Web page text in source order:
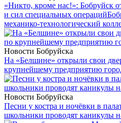
«Никто, кроме нас!»: Бобруйск
и сил специальных операций
механико-технологический
Новости Бобруйска
На «Белшине» открыли свои
крупнейшему предприятию
Новости Бобруйска
Песни у костра и ночёвки в
школьники проводят каникулы